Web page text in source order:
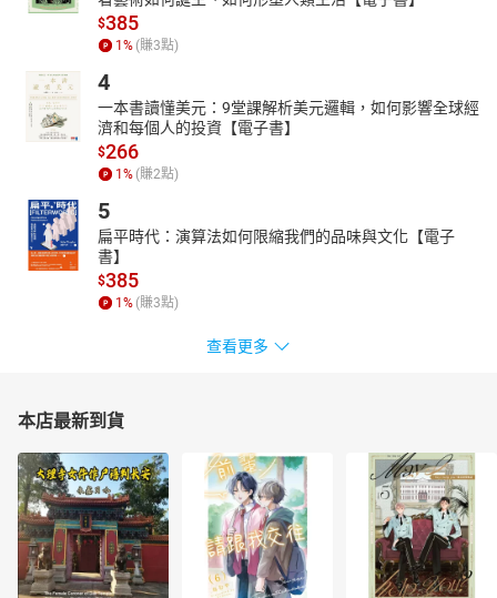
$385
1 % (賺3點)
4
一本書讀懂美元：9堂課解析美元邏輯，如何影響全球經
濟和每個人的投資【電子書】
$266
1 % (賺2點)
5
扁平時代：演算法如何限縮我們的品味與文化【電子
書】
$385
1 % (賺3點)
查看更多
本店最新到貨